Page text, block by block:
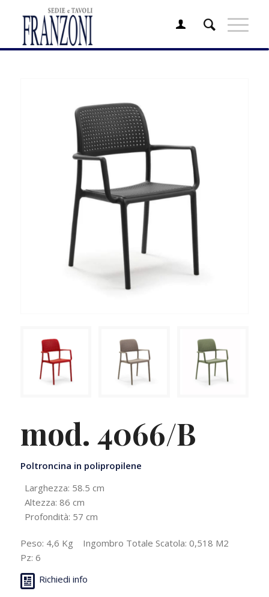
mod. 4066/B
Poltroncina in polipropilene
Larghezza: 58.5 cm
Altezza: 86 cm
Profondità: 57 cm
Peso: 4,6 Kg Ingombro Totale Scatola: 0,518 M2
Pz: 6
Richiedi info